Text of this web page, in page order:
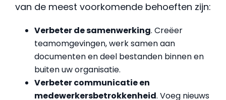
van de meest voorkomende behoeften zijn:
Verbeter de samenwerking. Creëer
teamomgevingen, werk samen aan
documenten en deel bestanden binnen en
buiten uw organisatie.
Verbeter communicatie en
medewerkersbetrokkenheid. Voeg nieuws